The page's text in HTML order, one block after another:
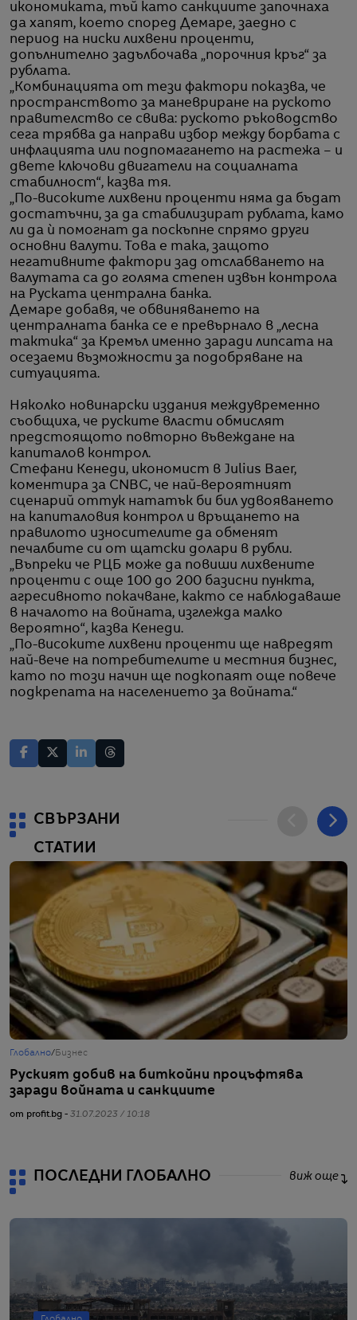
икономиката, тъй като санкциите започнаха
да хапят, което според Демаре, заедно с
период на ниски лихвени проценти,
допълнително задълбочава „порочния кръг“ за
рублата.
„Комбинацията от тези фактори показва, че
пространството за маневриране на руското
правителство се свива: руското ръководство
сега трябва да направи избор между борбата с
инфлацията или подпомагането на растежа – и
двете ключови двигатели на социалната
стабилност“, казва тя.
„По-високите лихвени проценти няма да бъдат
достатъчни, за да стабилизират рублата, камо
ли да ѝ помогнат да поскъпне спрямо други
основни валути. Това е така, защото
негативните фактори зад отслабването на
валутата са до голяма степен извън контрола
на Руската централна банка.
Демаре добавя, че обвиняването на
централната банка се е превърнало в „лесна
тактика“ за Кремъл именно заради липсата на
осезаеми възможности за подобряване на
ситуацията.
Няколко новинарски издания междувременно
съобщиха, че руските власти обмислят
предстоящото повторно въвеждане на
капиталов контрол.
Стефани Кенеди, икономист в Julius Baer,
коментира за CNBC, че най-вероятният
сценарий оттук нататък би бил удвояването
на капиталовия контрол и връщането на
правилото износителите да обменят
печалбите си от щатски долари в рубли.
„Въпреки че РЦБ може да повиши лихвените
проценти с още 100 до 200 базисни пункта,
агресивното покачване, както се наблюдаваше
в началото на войната, изглежда малко
вероятно“, казва Кенеди.
„По-високите лихвени проценти ще навредят
най-вече на потребителите и местния бизнес,
като по този начин ще подкопаят още повече
подкрепата на населението за войната.“
СВЪРЗАНИ
СТАТИИ
Глобално/ Бизнес
Руският добив на биткойни процъфтява
заради войната и санкциите
от profit.bg - 31.07.2023 / 10:18
ПОСЛЕДНИ ГЛОБАЛНО виж още